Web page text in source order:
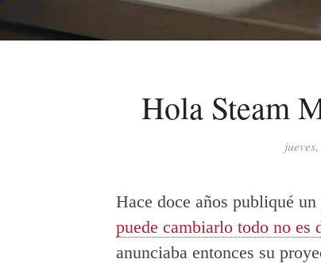
Hola Steam
Hace doce años publiqué
puede cambiarlo todo no
anunciaba entonces su